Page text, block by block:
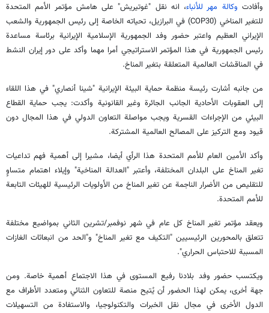
وأفادت وكالة مهر للأنباء، انه نقل "غوتیريش" على هامش مؤتمر الأمم المتحدة
للتغير المناخي (COP30) في البرازيل، تحياته الخاصة إلى رئيس الجمهوریة والشعب
الإيراني العظيم واعتبر حضور وفد الجمهورية الإسلامية الإيرانية برئاسة مساعدة
رئيس الجمهورية في هذا المؤتمر الاستراتيجي أمرا مهما وأكد على دور إيران النشط
في المناقشات العالمية المتعلقة بتغير المناخ.
من جانبه أشارت رئيسة منظمة حماية البيئة الإيرانية "شينا أنصاري" في هذا اللقاء
إلى العقوبات الأحادية الجانب الجائرة وغير القانونية وأكدت: يجب حماية القطاع
البيئي من الإجراءات القسرية ويجب مواصلة التعاون الدولي في هذا المجال دون
قيود ومع الترکیز على المصالح العالمية المشتركة.
وأكد الأمين العام للأمم المتحدة هذا الرأي أيضا، مشيرا إلى أهمية فهم تداعیات
تغير المناخ على البلدان المختلفة، وأعتبر "العدالة المناخية" وإيلاء اهتمام متساوٍ
للتقلیص من الأضرار الناجمة عن تغير المناخ من الأولويات الرئيسية للهيئات التابعة
للأمم المتحدة.
ويعقد مؤتمر تغير المناخ كل عام في شهر نوفمبر/تشرين الثاني بمواضيع مختلفة
تتعلق بالمحورين الرئيسيين "التكيف مع تغير المناخ" و"الحد من انبعاثات الغازات
المسببة للاحتباس الحراري".
ویكتسب حضور وفد بلادنا رفيع المستوى في هذا الاجتماع أهمية خاصة. ومن
جهة أخرى، يمكن لهذا الحضور أن يُتيح منصة للتعاون الثنائي ومتعدد الأطراف مع
الدول الأخرى في مجال نقل الخبرات والتكنولوجيا، والاستفادة من التسهيلات